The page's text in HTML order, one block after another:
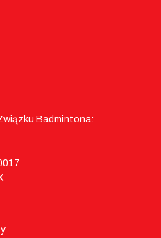
Badmintona: